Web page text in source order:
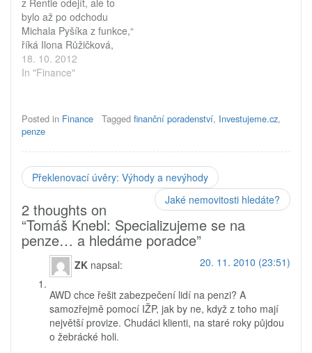
kterou založili bývalí
ředitelé AWD ČR a…
z Rentie odejít, ale to
bylo až po odchodu
Michala Pyšíka z funkce,“
říká Ilona Růžičková,
která se svou sítí odešla
z Rentie do společnosti
k odchodu z Rentie,
divize AWD? Přešla jste
společnosti AWD do
Fincentra. Co vás
k tomuto kroku vedlo?
18. 10. 2012
In "Finance"
Posted in Finance Tagged finanční poradenství, Investujeme.cz,
penze
Překlenovací úvěry: Výhody a nevýhody
Jaké nemovitosti hledáte?
2 thoughts on
“Tomáš Knebl: Specializujeme se na
penze… a hledáme poradce”
ZK napsal: 20. 11. 2010 (23:51)
AWD chce řešit zabezpečení lidí na penzi? A
samozřejmě pomocí IŽP, jak by ne, když z toho mají
největší provize. Chudáci klienti, na staré roky půjdou
o žebrácké holi.